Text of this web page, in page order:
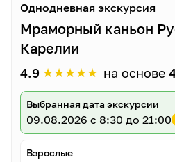
Однодневная экскурсия
Мраморный каньон
Карелии
4.9 ★★★★★ на основе
Выбранная дата экскурсии
09.08.2026 с 8:30 до 21:00
Взрослые